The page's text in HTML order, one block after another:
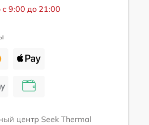
9:00 до 21:00
центр Seek Thermal